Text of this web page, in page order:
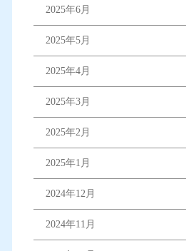
2025年6月
2025年5月
2025年4月
2025年3月
2025年2月
2025年1月
2024年12月
2024年11月